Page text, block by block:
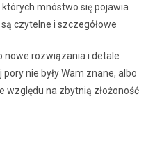
mnóstwo się pojawia
czytelne i szczegółowe
nowe rozwiązania i detale
nie były Wam znane, albo
względu na zbytnią złożoność